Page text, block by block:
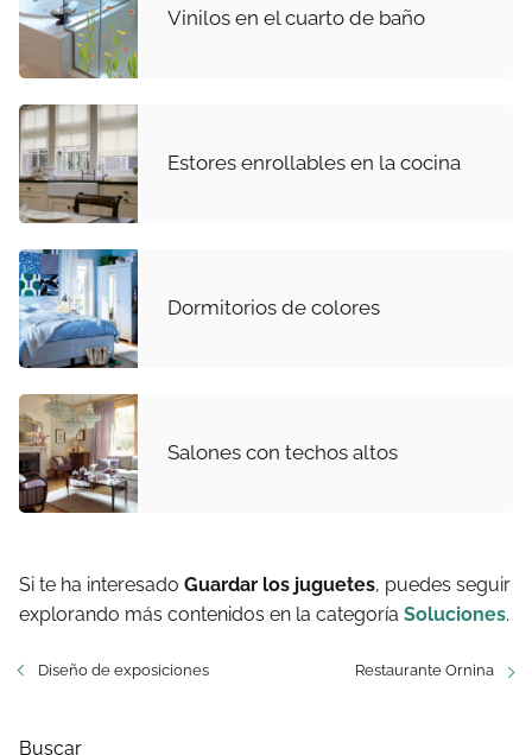
Vinilos en el cuarto de baño
Estores enrollables en la cocina
Dormitorios de colores
Salones con techos altos
Si te ha interesado Guardar los juguetes, puedes seguir
explorando más contenidos en la categoría Soluciones.
Diseño de exposiciones Restaurante Ornina
Buscar